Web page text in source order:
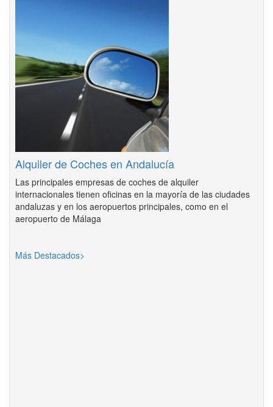
Alquiler de Coches en Andalucía
Las principales empresas de coches de alquiler
internacionales tienen oficinas en la mayoría de las ciudades
andaluzas y en los aeropuertos principales, como en el
aeropuerto de Málaga
Más Destacados>